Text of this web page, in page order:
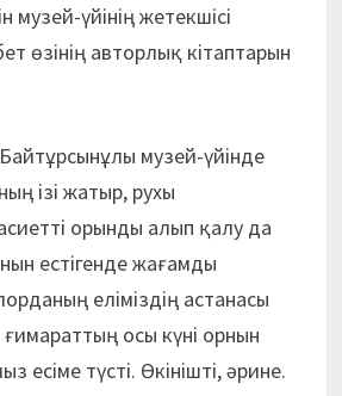
музей-үйінің жетекшісі
өзінің авторлық кітаптарын
музей-үйінде
ізі жатыр, рухы
орынды алып қалу да
естігенде жағамды
еліміздің астанасы
осы күні орнын
есіме түсті. Өкінішті, әрине.